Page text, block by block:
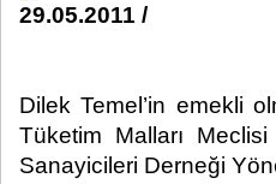
29.05.2011 /
Dilek Temel’in emekli
Tüketim Malları
Sanayicileri Derneği